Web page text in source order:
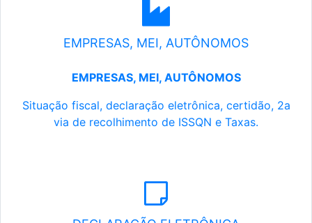
EMPRESAS, MEI, AUTÔNOMOS
EMPRESAS, MEI, AUTÔNOMOS
Situação fiscal, declaração eletrônica, certidão, 2a
via de recolhimento de ISSQN e Taxas.